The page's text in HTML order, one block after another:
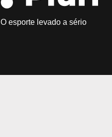
O esporte levado a sério